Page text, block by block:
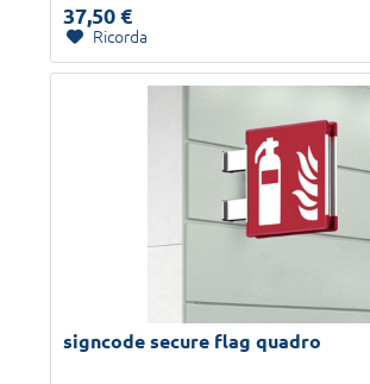
37,50 €
Ricorda
signcode secure flag quadro